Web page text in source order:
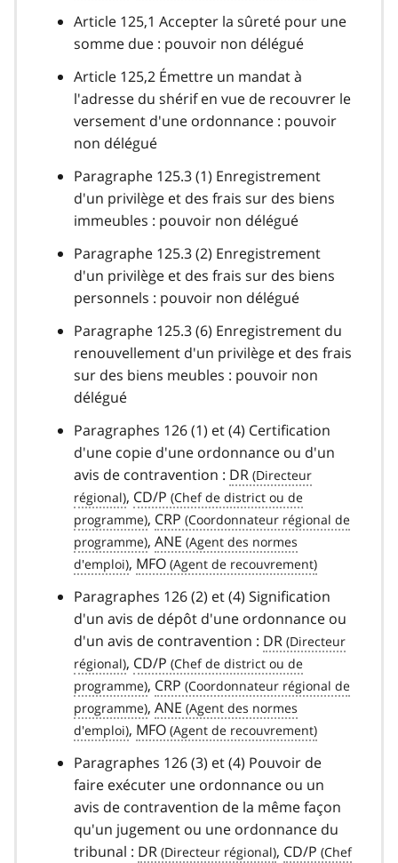
Article 125,1 Accepter la sûreté pour une
somme due : pouvoir non délégué
Article 125,2 Émettre un mandat à
l'adresse du shérif en vue de recouvrer le
versement d'une ordonnance : pouvoir
non délégué
Paragraphe 125.3 (1) Enregistrement
d'un privilège et des frais sur des biens
immeubles : pouvoir non délégué
Paragraphe 125.3 (2) Enregistrement
d'un privilège et des frais sur des biens
personnels : pouvoir non délégué
Paragraphe 125.3 (6) Enregistrement du
renouvellement d'un privilège et des frais
sur des biens meubles : pouvoir non
délégué
Paragraphes 126 (1) et (4) Certification
d'une copie d'une ordonnance ou d'un
avis de contravention : DR
, CD/P
, CRP
, ANE
, MFO
Paragraphes 126 (2) et (4) Signification
d'un avis de dépôt d'une ordonnance ou
d'un avis de contravention : DR
, CD/P
, CRP
, ANE
, MFO
Paragraphes 126 (3) et (4) Pouvoir de
faire exécuter une ordonnance ou un
avis de contravention de la même façon
qu'un jugement ou une ordonnance du
tribunal : DR , CD/P